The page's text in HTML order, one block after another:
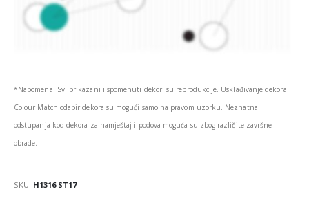
*Napomena: Svi prikazani i spomenuti dekori su reprodukcije. Usklađivanje dekora i
Colour Match odabir dekora su mogući samo na pravom uzorku. Neznatna
odstupanja kod dekora za namještaj i podova moguća su zbog različite završne
obrade.
SKU: H1316 ST17